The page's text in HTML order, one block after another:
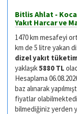
Bitlis Ahlat -
Yakıt Harcar ve
1470 km mesafeyi
km de 5 litre yakan
dizel yakıt
yaklaşık5880 TL
Hesaplama
baz alınarak
fiyatlar
bilmediğiniz yerden